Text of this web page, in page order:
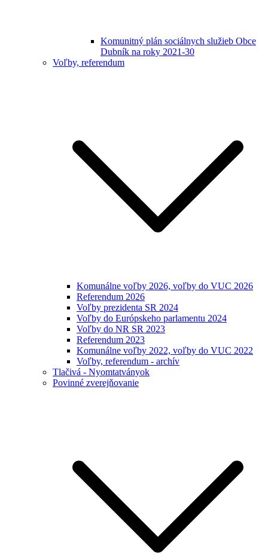
Komunitný plán sociálnych služieb Obce
Dubník na roky 2021-30
Voľby, referendum
Komunálne voľby 2026, voľby do VUC 2026
Referendum 2026
Voľby prezidenta SR 2024
Voľby do Európskeho parlamentu 2024
Voľby do NR SR 2023
Referendum 2023
Komunálne voľby 2022, voľby do VUC 2022
Voľby, referendum - archív
Tlačivá - Nyomtatványok
Povinné zverejňovanie